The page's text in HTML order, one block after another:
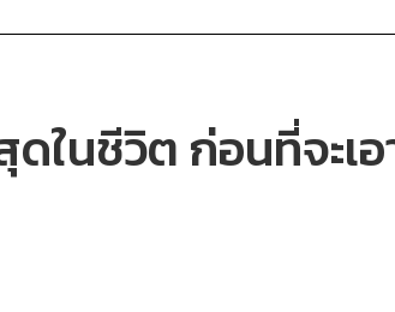
ในชีวิต ก่อนที่จะเอ